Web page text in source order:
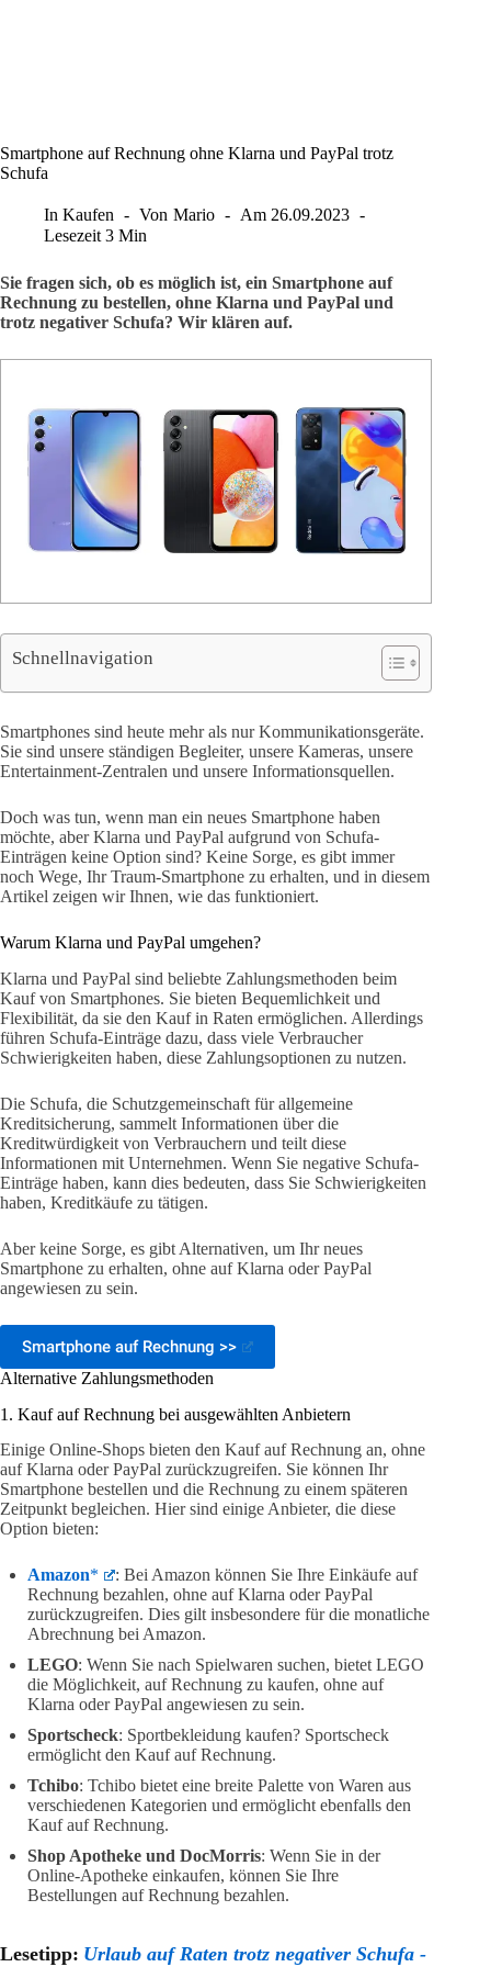
Smartphone auf Rechnung ohne Klarna und PayPal trotz
Schufa
In Kaufen Von Mario Am 26.09.2023
Lesezeit 3 Min
Sie fragen sich, ob es möglich ist, ein Smartphone auf
Rechnung zu bestellen, ohne Klarna und PayPal und
trotz negativer Schufa? Wir klären auf.
Schnellnavigation
Smartphones sind heute mehr als nur Kommunikationsgeräte.
Sie sind unsere ständigen Begleiter, unsere Kameras, unsere
Entertainment-Zentralen und unsere Informationsquellen.
Doch was tun, wenn man ein neues Smartphone haben
möchte, aber Klarna und PayPal aufgrund von Schufa-
Einträgen keine Option sind? Keine Sorge, es gibt immer
noch Wege, Ihr Traum-Smartphone zu erhalten, und in diesem
Artikel zeigen wir Ihnen, wie das funktioniert.
Warum Klarna und PayPal umgehen?
Klarna und PayPal sind beliebte Zahlungsmethoden beim
Kauf von Smartphones. Sie bieten Bequemlichkeit und
Flexibilität, da sie den Kauf in Raten ermöglichen. Allerdings
führen Schufa-Einträge dazu, dass viele Verbraucher
Schwierigkeiten haben, diese Zahlungsoptionen zu nutzen.
Die Schufa, die Schutzgemeinschaft für allgemeine
Kreditsicherung, sammelt Informationen über die
Kreditwürdigkeit von Verbrauchern und teilt diese
Informationen mit Unternehmen. Wenn Sie negative Schufa-
Einträge haben, kann dies bedeuten, dass Sie Schwierigkeiten
haben, Kreditkäufe zu tätigen.
Aber keine Sorge, es gibt Alternativen, um Ihr neues
Smartphone zu erhalten, ohne auf Klarna oder PayPal
angewiesen zu sein.
Smartphone auf Rechnung >>
Alternative Zahlungsmethoden
1. Kauf auf Rechnung bei ausgewählten Anbietern
Einige Online-Shops bieten den Kauf auf Rechnung an, ohne
auf Klarna oder PayPal zurückzugreifen. Sie können Ihr
Smartphone bestellen und die Rechnung zu einem späteren
Zeitpunkt begleichen. Hier sind einige Anbieter, die diese
Option bieten:
Amazon*
: Bei Amazon können Sie Ihre Einkäufe auf
Rechnung bezahlen, ohne auf Klarna oder PayPal
zurückzugreifen. Dies gilt insbesondere für die monatliche
Abrechnung bei Amazon.
LEGO: Wenn Sie nach Spielwaren suchen, bietet LEGO
die Möglichkeit, auf Rechnung zu kaufen, ohne auf
Klarna oder PayPal angewiesen zu sein.
Sportscheck: Sportbekleidung kaufen? Sportscheck
ermöglicht den Kauf auf Rechnung.
Tchibo: Tchibo bietet eine breite Palette von Waren aus
verschiedenen Kategorien und ermöglicht ebenfalls den
Kauf auf Rechnung.
Shop Apotheke und DocMorris: Wenn Sie in der
Online-Apotheke einkaufen, können Sie Ihre
Bestellungen auf Rechnung bezahlen.
Lesetipp: Urlaub auf Raten trotz negativer Schufa -